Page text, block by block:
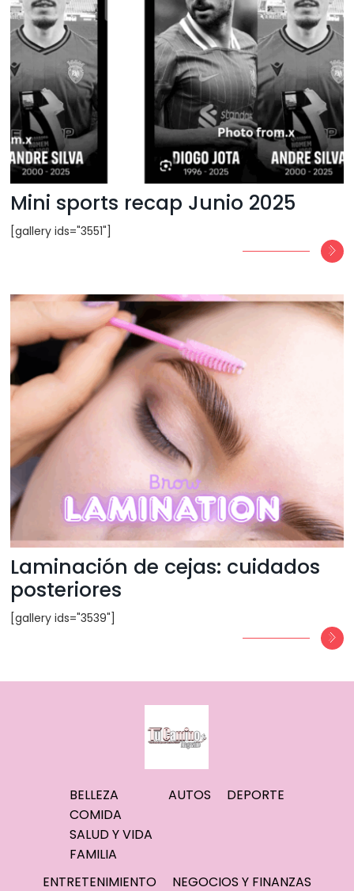
Mini sports recap Junio 2025
[gallery ids="3551"]
Laminación de cejas: cuidados
posteriores
[gallery ids="3539"]
BELLEZA
COMIDA
SALUD Y VIDA
FAMILIA
AUTOS DEPORTE
ENTRETENIMIENTO NEGOCIOS Y FINANZAS